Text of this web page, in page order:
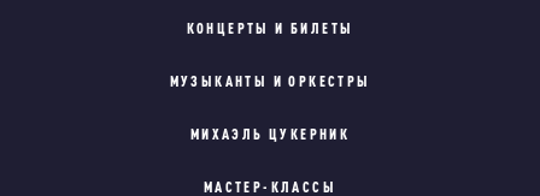
КОНЦЕРТЫ И БИЛЕТЫ
МУЗЫКАНТЫ И ОРКЕСТРЫ
МИХАЭЛЬ ЦУКЕРНИК
МАСТЕР-КЛАССЫ